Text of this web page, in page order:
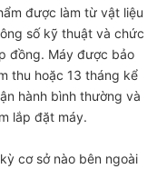
được làm từ vật liệu
số kỹ thuật và chức
đồng. Máy được bảo
thu hoặc 13 tháng kể
hành bình thường và
lắp đặt máy.
cơ sở nào bên ngoài